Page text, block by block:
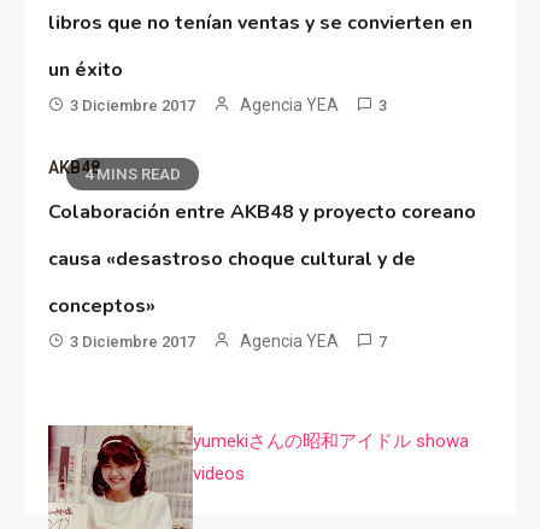
libros que no tenían ventas y se convierten en
un éxito
3 Diciembre 2017 Agencia YEA 3
4 MINS READ
AKB48
Colaboración entre AKB48 y proyecto coreano
causa «desastroso choque cultural y de
conceptos»
3 Diciembre 2017 Agencia YEA 7
yumekiさんの昭和アイドル showa
videos